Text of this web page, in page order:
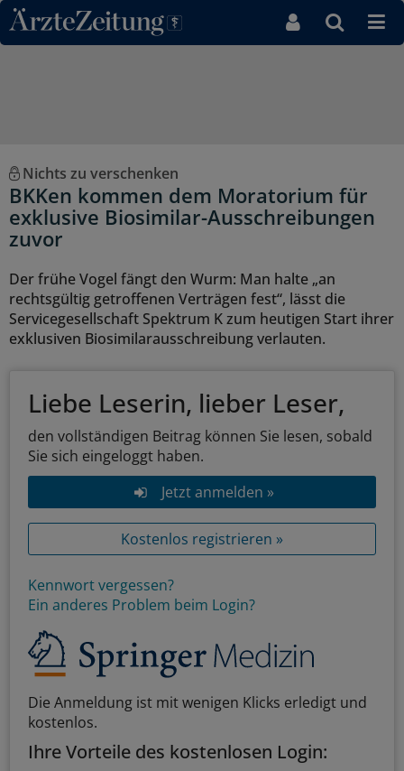
Direkt zum Inhaltsbereich
Nichts zu verschenken
BKKen kommen dem Moratorium für
exklusive Biosimilar-Ausschreibungen
zuvor
Der frühe Vogel fängt den Wurm: Man halte „an
rechtsgültig getroffenen Verträgen fest“, lässt die
Servicegesellschaft Spektrum K zum heutigen Start ihrer
exklusiven Biosimilarausschreibung verlauten.
Liebe Leserin, lieber Leser,
den vollständigen Beitrag können Sie lesen, sobald
Sie sich eingeloggt haben.
Jetzt anmelden »
Kostenlos registrieren »
Kennwort vergessen?
Ein anderes Problem beim Login?
Die Anmeldung ist mit wenigen Klicks erledigt und
kostenlos.
Ihre Vorteile des kostenlosen Login: